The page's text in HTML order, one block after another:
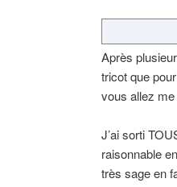
Après
tricot que
vous allez
J’ai sorti
raisonnable
très sage en